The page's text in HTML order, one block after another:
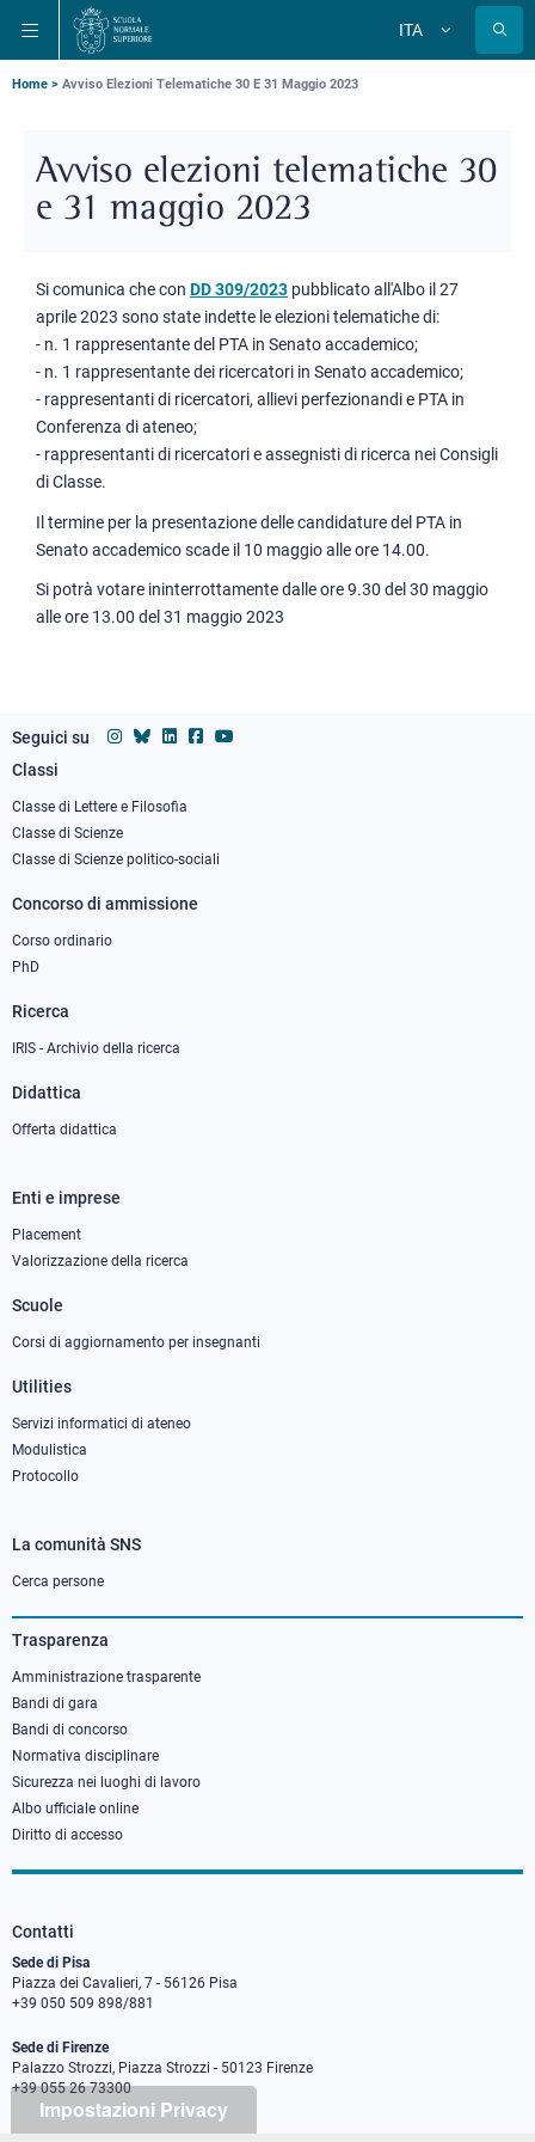
Impostazioni Privacy
alla
navigazione
principale
contenuto
principale
alla
ricerca
principale
ITA
Briciole
pane
Home Avviso Elezioni Telematiche 30 E 31 Maggio 2023
Avviso elezioni telematiche 30
e 31 maggio 2023
Si comunica che con DD 309/2023 pubblicato all'Albo il 27
aprile 2023 sono state indette le elezioni telematiche di:
- n. 1 rappresentante del PTA in Senato accademico;
- n. 1 rappresentante dei ricercatori in Senato accademico;
- rappresentanti di ricercatori, allievi perfezionandi e PTA in
Conferenza di ateneo;
- rappresentanti di ricercatori e assegnisti di ricerca nei Consigli
di Classe.
Il termine per la presentazione delle candidature del PTA in
Senato accademico scade il 10 maggio alle ore 14.00.
Si potrà votare ininterrottamente dalle ore 9.30 del 30 maggio
alle ore 13.00 del 31 maggio 2023
Seguici su
Footer
column
1
Classi
Classe di Lettere e Filosofia
Classe di Scienze
Classe di Scienze politico-sociali
Concorso di ammissione
Corso ordinario
PhD
Ricerca
IRIS - Archivio della ricerca
Didattica
Offerta didattica
Footer
column
Enti e imprese
Placement
Valorizzazione della ricerca
Scuole
Corsi di aggiornamento per insegnanti
Utilities
Servizi informatici di ateneo
Modulistica
Protocollo
Footer
column
3
La comunità SNS
Cerca persone
Trasparenza
Amministrazione trasparente
Bandi di gara
Bandi di concorso
Normativa disciplinare
Sicurezza nei luoghi di lavoro
Albo ufficiale online
Diritto di accesso
Contatti
Sede di Pisa
Piazza dei Cavalieri, 7 - 56126 Pisa
+39 050 509 898/881
Sede di Firenze
Palazzo Strozzi, Piazza Strozzi - 50123 Firenze
+39 055 26 73300